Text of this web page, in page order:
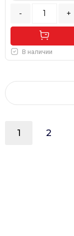
- +
В наличии
1 2